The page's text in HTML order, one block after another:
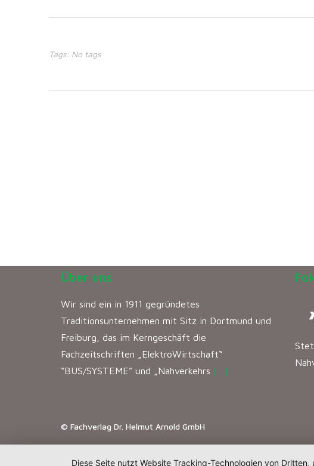
Tags: No tags
Über uns
Wir sind ein in 1911 gegründetes
Traditionsunternehmen mit Sitz in Dortmund und
Freiburg, das im Kerngeschäft die
Fachzeitschriften „ElektroWirtschaft“
“BUS/SYSTEME” und „Nahverkehrs […]
© Fachverlag Dr. Helmut Arnold GmbH
Diese Seite nutzt Website Tracking-Technologien von